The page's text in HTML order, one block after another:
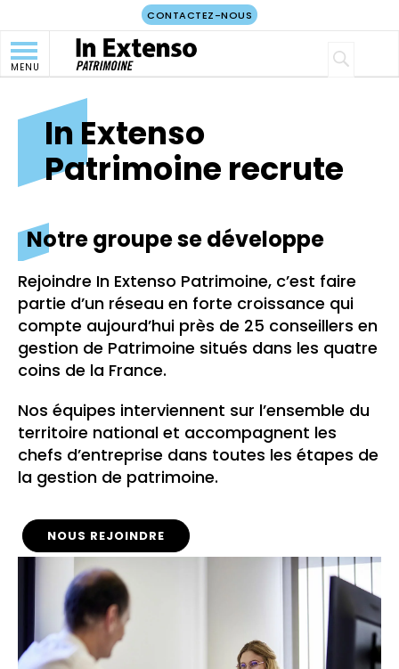
MENU
CONTACTEZ-NOUS
In Extenso
Patrimoine recrute
Notre groupe se développe
Rejoindre In Extenso Patrimoine, c’est faire
partie d’un réseau en forte croissance qui
compte aujourd’hui près de 25 conseillers en
gestion de Patrimoine situés dans les quatre
coins de la France.
Nos équipes interviennent sur l’ensemble du
territoire national et accompagnent les
chefs d’entreprise dans toutes les étapes de
la gestion de patrimoine.
NOUS REJOINDRE